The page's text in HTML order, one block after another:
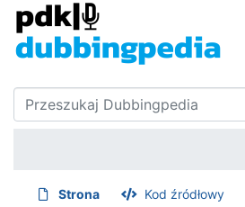
Strona Kod źródłowy